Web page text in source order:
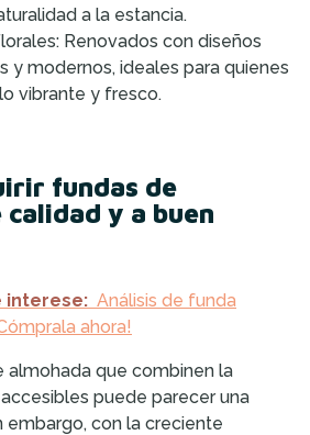
a la estancia.
Renovados con diseños
y modernos, ideales para quienes
vibrante y fresco.
fundas de
y a buen
interese: Análisis de funda
ahora!
almohada que combinen la
puede parecer una
embargo, con la creciente